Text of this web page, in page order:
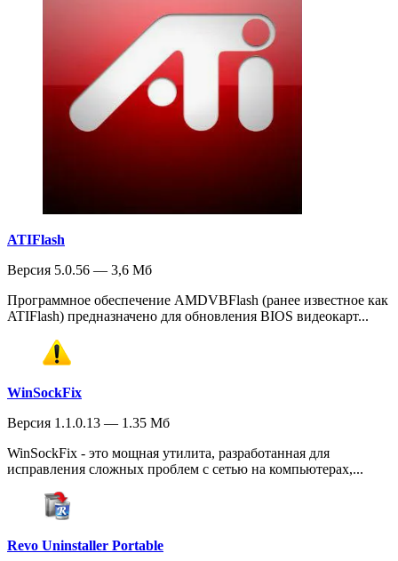
ATIFlash
Версия 5.0.56 — 3,6 Мб
Программное обеспечение AMDVBFlash (ранее известное как
ATIFlash) предназначено для обновления BIOS видеокарт...
WinSockFix
Версия 1.1.0.13 — 1.35 Мб
WinSockFix - это мощная утилита, разработанная для
исправления сложных проблем с сетью на компьютерах,...
Revo Uninstaller Portable